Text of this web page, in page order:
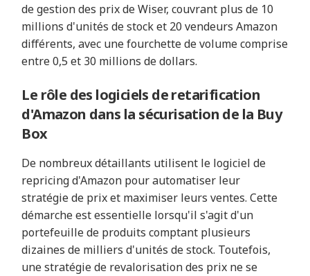
de gestion des prix de Wiser, couvrant plus de 10
millions d'unités de stock et 20 vendeurs Amazon
différents, avec une fourchette de volume comprise
entre 0,5 et 30 millions de dollars.
Le rôle des logiciels de retarification
d'Amazon dans la sécurisation de la Buy
Box
De nombreux détaillants utilisent le logiciel de
repricing d'Amazon pour automatiser leur
stratégie de prix et maximiser leurs ventes. Cette
démarche est essentielle lorsqu'il s'agit d'un
portefeuille de produits comptant plusieurs
dizaines de milliers d'unités de stock. Toutefois,
une stratégie de revalorisation des prix ne se